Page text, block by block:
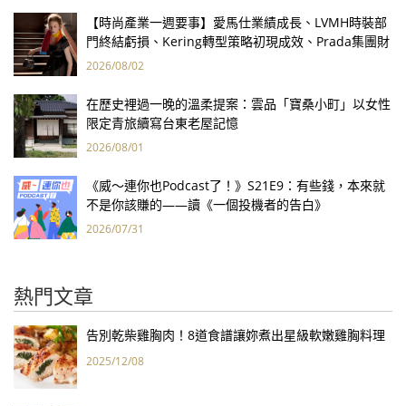
【時尚產業一週要事】愛馬仕業績成長、LVMH時裝部
門終結虧損、Kering轉型策略初現成效、Prada集團財
報亮眼
2026/08/02
在歷史裡過一晚的溫柔提案：雲品「寶桑小町」以女性
限定青旅續寫台東老屋記憶
2026/08/01
《威～連你也Podcast了！》S21E9：有些錢，本來就
不是你該賺的——讀《一個投機者的告白》
2026/07/31
熱門文章
告別乾柴雞胸肉！8道食譜讓妳煮出星級軟嫩雞胸料理
2025/12/08